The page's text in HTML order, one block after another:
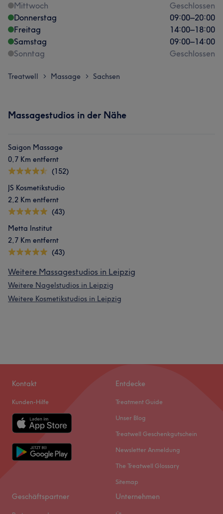
Mittwoch
Geschlossen
Donnerstag
09:00–20:00
Freitag
14:00–18:00
Samstag
09:00–14:00
Sonntag
Geschlossen
Treatwell > Massage > Sachsen
Massagestudios in der Nähe
Saigon Massage
0,7 Km entfernt
(152)
JS Kosmetikstudio
2,2 Km entfernt
(43)
Metta Institut
2,7 Km entfernt
(43)
Weitere Massagestudios in Leipzig
Weitere Nagelstudios in Leipzig
Weitere Kosmetikstudios in Leipzig
Kontakt
Kunden-Hilfe
Entdecke
Treatment Guide
Unser Blog
Treatwell Geschenkgutschein
Newsletter Anmeldung
The Treatwell Glossary
Sitemap
Geschäftspartner Unternehmen